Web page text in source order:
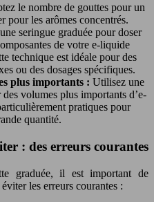
le nombre de gouttes pour un
pour les arômes concentrés.
seringue graduée pour doser
de votre e-liquide
technique est idéale pour des
ou des dosages spécifiques.
plus importants : Utilisez une
volumes plus importants d’e-
pratiques pour
quantité.
: des erreurs courantes
graduée, il est important de
les erreurs courantes :